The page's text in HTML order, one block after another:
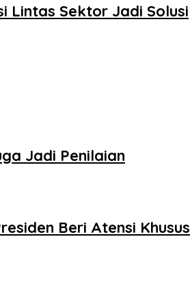
Lintas Sektor Jadi Solusi
Jadi Penilaian
Beri Atensi Khusus